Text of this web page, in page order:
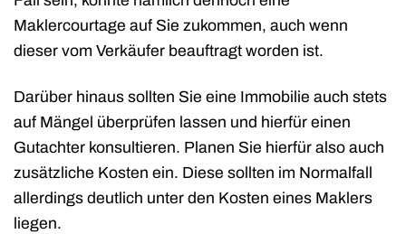
Maklercourtage auf Sie zukommen, auch wenn
dieser vom Verkäufer beauftragt worden ist.
Darüber hinaus sollten Sie eine Immobilie auch stets
auf Mängel überprüfen lassen und hierfür einen
Gutachter konsultieren. Planen Sie hierfür also auch
zusätzliche Kosten ein. Diese sollten im Normalfall
allerdings deutlich unter den Kosten eines Maklers
liegen.